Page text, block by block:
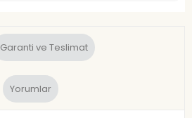
Garanti ve Teslimat
Yorumlar